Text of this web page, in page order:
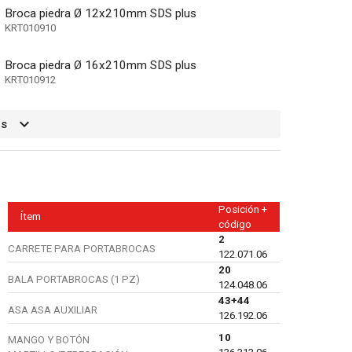
Broca piedra Ø 12x210mm SDS plus
KRT010910
Broca piedra Ø 16x210mm SDS plus
KRT010912
Ítem
Posición +
código
CARRETE PARA PORTABROCAS
2
122.071.06
BALA PORTABROCAS (1 PZ)
20
124.048.06
ASA ASA AUXILIAR
43+44
126.192.06
MANGO Y BOTÓN
10